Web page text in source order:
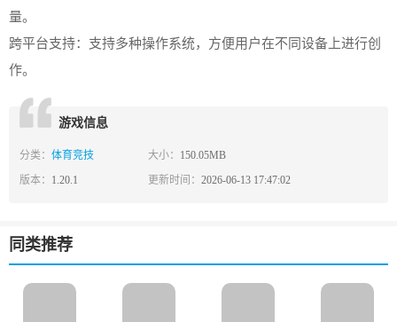
量。
跨平台支持：支持多种操作系统，方便用户在不同设备上进行创
作。
游戏信息
分类： 体育竞技 大小： 150.05MB
版本： 1.20.1 更新时间：2026-06-13 17:47:02
同类推荐